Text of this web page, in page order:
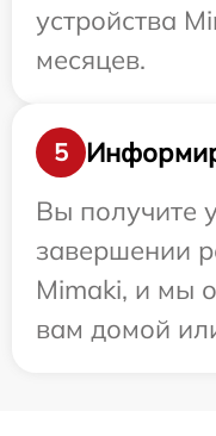
устройства
месяцев.
5
Вы получите
завершении
Mimaki, и мы
вам домой